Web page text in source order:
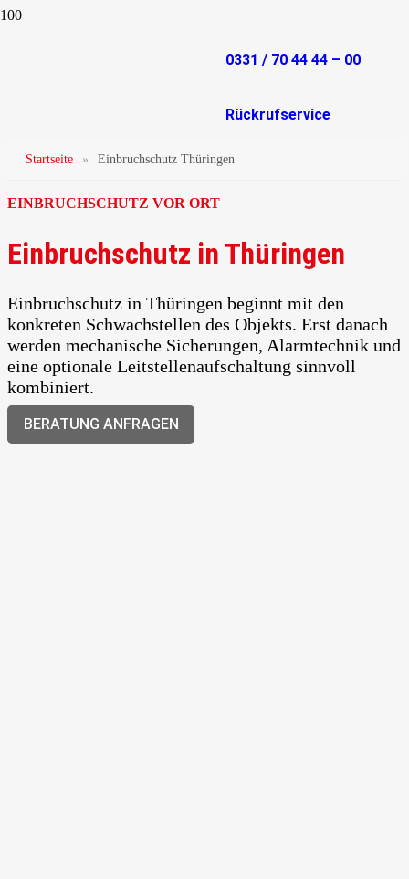
0331 / 70 44 44 – 00
Rückrufservice
Startseite » Einbruchschutz Thüringen
EINBRUCHSCHUTZ VOR ORT
Einbruchschutz in Thüringen
Einbruchschutz in Thüringen beginnt mit den
konkreten Schwachstellen des Objekts. Erst danach
werden mechanische Sicherungen, Alarmtechnik und
eine optionale Leitstellenaufschaltung sinnvoll
kombiniert.
BERATUNG ANFRAGEN